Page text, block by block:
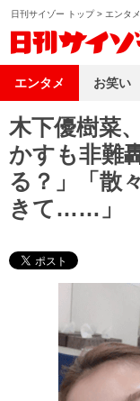
日刊サイゾー トップ> エンタメ
木下優樹菜
かすも非難
る？」「散
きて……」
エンタメ お笑い